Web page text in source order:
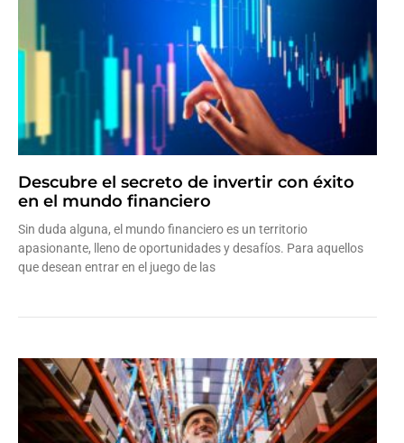
Descubre el secreto de invertir con éxito
en el mundo financiero
Sin duda alguna, el mundo financiero es un territorio
apasionante, lleno de oportunidades y desafíos. Para aquellos
que desean entrar en el juego de las